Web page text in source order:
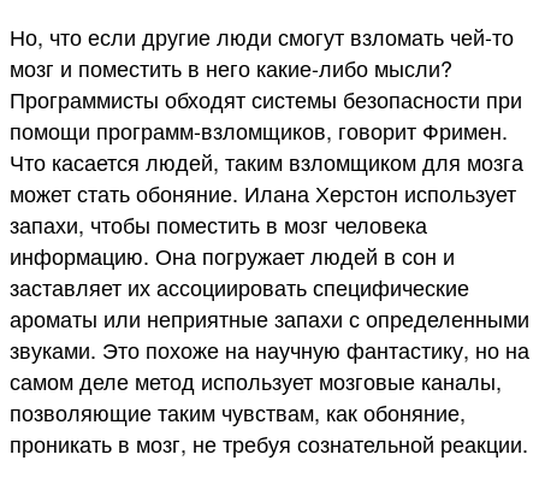
Но, что если другие люди смогут взломать чей-то
мозг и поместить в него какие-либо мысли?
Программисты обходят системы безопасности при
помощи программ-взломщиков, говорит Фримен.
Что касается людей, таким взломщиком для мозга
может стать обоняние. Илана Херстон использует
запахи, чтобы поместить в мозг человека
информацию. Она погружает людей в сон и
заставляет их ассоциировать специфические
ароматы или неприятные запахи с определенными
звуками. Это похоже на научную фантастику, но на
самом деле метод использует мозговые каналы,
позволяющие таким чувствам, как обоняние,
проникать в мозг, не требуя сознательной реакции.